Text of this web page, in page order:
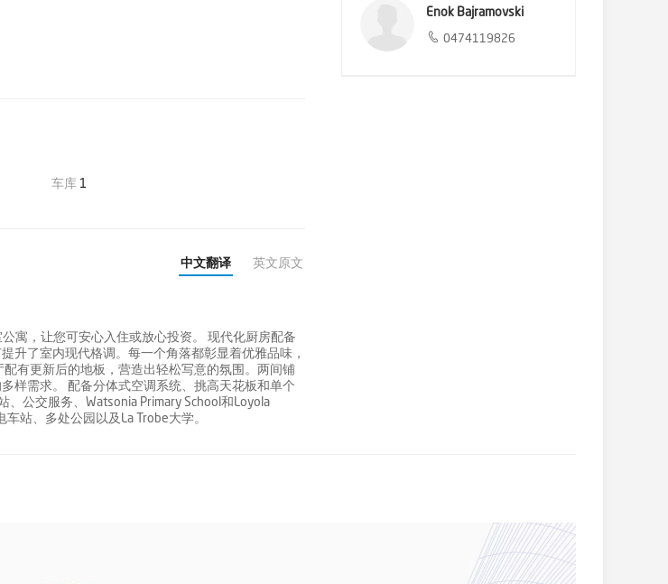
车库 1
中文翻译 英文原文
寓，让您可安心入住或放心投资。 现代化厨房配备
升了室内现代格调。每一个角落都彰显着优雅品味，
有更新后的地板，营造出轻松写意的氛围。两间铺
样需求。 配备分体式空调系统、挑高天花板和单个
公交服务、Watsonia Primary School和Loyola
站、多处公园以及La Trobe大学。
Enok Bajramovski
0474119826